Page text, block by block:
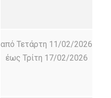
από Τετάρτη 11/02/2026
έως Τρίτη 17/02/2026